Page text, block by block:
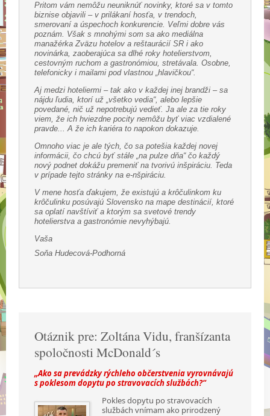
Pritom vám nemôžu neuniknúť novinky, ktoré sa v tomto
biznise objavili – v prilákaní hosťa, v trendoch,
smerovaní a úspechoch konkurencie. Veľmi dobre vás
poznám. Však s mnohými som sa ako mediálna
manažérka Zväzu hotelov a reštaurácií SR i ako
novinárka, zaoberajúca sa dlhé roky hotelierstvom,
cestovným ruchom a gastronómiou, stretávala. Osobne,
telefonicky i mailami pod vlastnou „hlavičkou“.
Aj medzi hoteliermi – tak ako v každej inej brandži – sa
nájdu ľudia, ktorí už „všetko vedia“, alebo lepšie
povedané, nič už nepotrebujú vedieť. Ja ale za tie roky
viem, že ich hviezdne pocity nemôžu byť viac vzdialené
pravde... A že ich kariéra to napokon dokazuje.
Omnoho viac je ale tých, čo sa potešia každej novej
informácii, čo chcú byť stále „na pulze dňa“ čo každý
nový podnet dokážu premeniť na tvorivú inšpiráciu. Teda
v prípade tejto stránky na e-nšpiráciu.
V mene hosťa ďakujem, že existujú a krôčulinkom ku
krôčulinku posúvajú Slovensko na mape destinácií, ktoré
sa oplatí navštíviť a ktorým sa svetové trendy
hotelierstva a gastronómie nevyhýbajú.
Vaša
Soňa Hudecová-Podhorná
Otáznik pre: Zoltána Vidu, franšízanta
spoločnosti McDonald´s
„Ako sa prevádzky rýchleho občerstvenia vyrovnávajú
s poklesom dopytu po stravovacích službách?“
Pokles dopytu po stravovacích
službách vnímam ako prirodzený